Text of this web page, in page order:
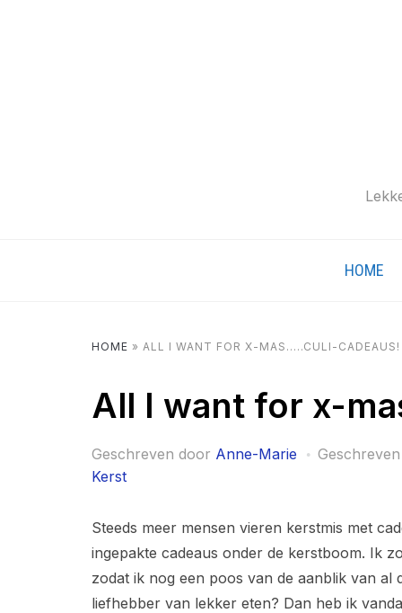
HOME
HOME » ALL I WANT FOR X-MAS…..CULI-CADEAUS!
All I want for x-
Geschreven door Anne-Marie
Kerst
Steeds meer mensen vieren kerstmis met
ingepakte cadeaus onder de kerstboom. Ik
zodat ik nog een poos van de aanblik van al
liefhebber van lekker eten? Dan heb ik